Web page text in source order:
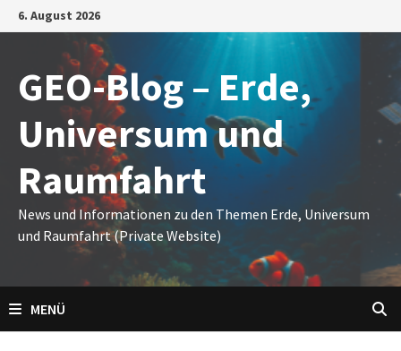
Zum
Inhalt
6. August 2026
GEO-Blog – Erde,
Universum und
Raumfahrt
News und Informationen zu den Themen Erde, Universum
und Raumfahrt (Private Website)
MENÜ